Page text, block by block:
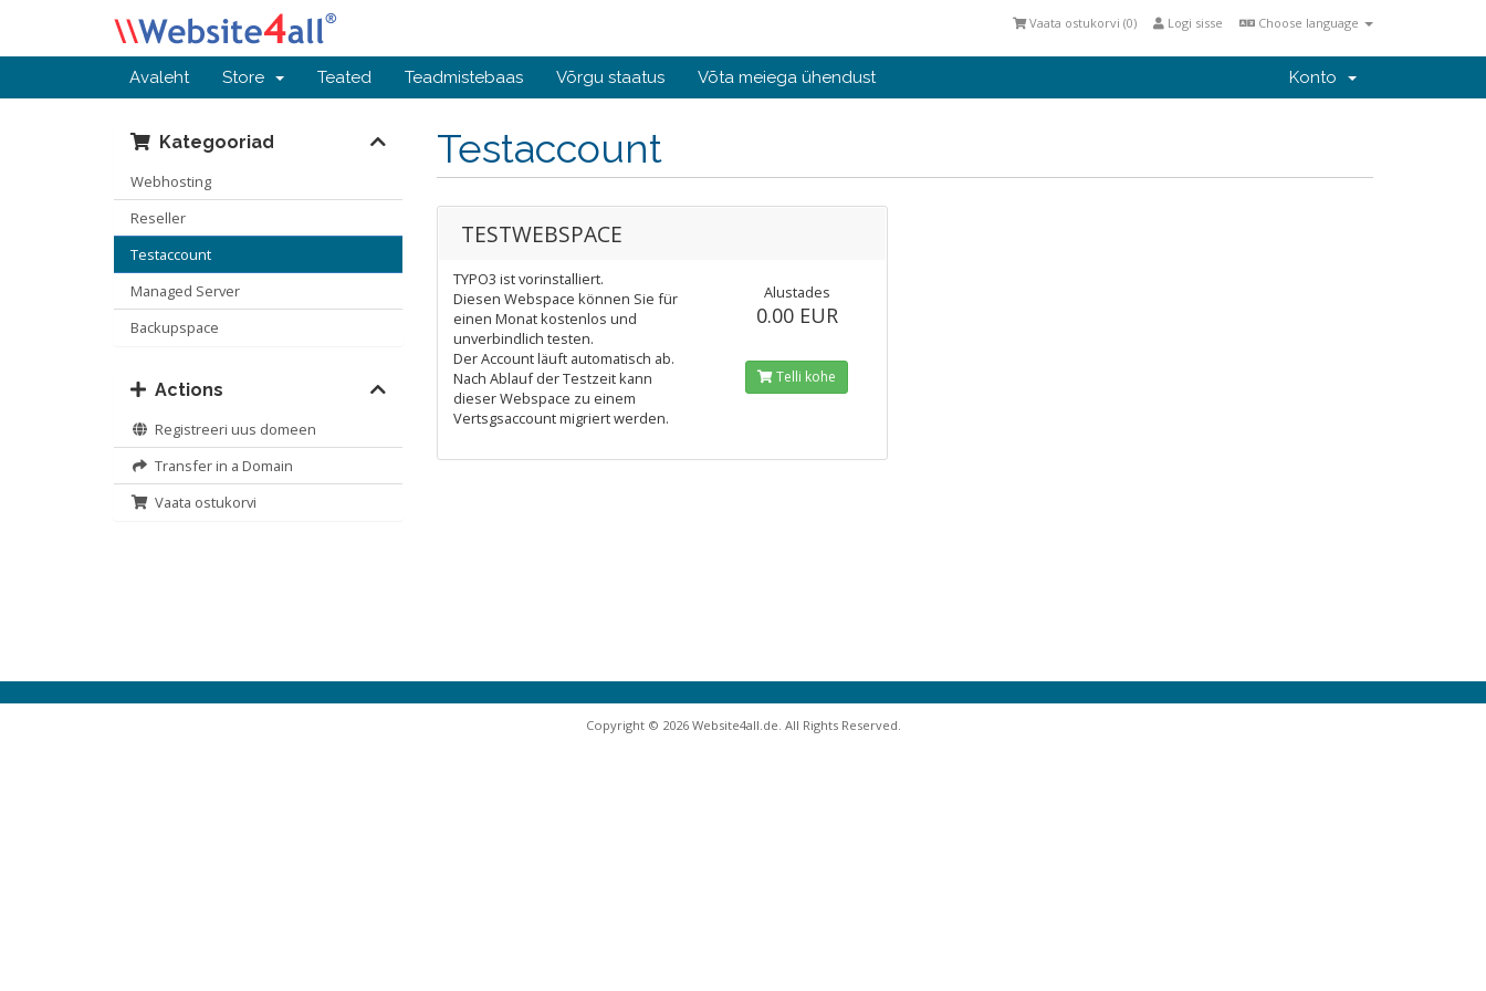
Choose language
Logi sisse
Vaata ostukorvi (0)
Avaleht Store Teated Teadmistebaas Võrgu staatus Võta meiega ühendust Konto
Testaccount
Kategooriad
Webhosting
Reseller
Testaccount
Managed Server
Backupspace
Actions
Registreeri uus domeen
Transfer in a Domain
Vaata ostukorvi
TESTWEBSPACE
TYPO3 ist vorinstalliert.
Diesen Webspace können Sie für
einen Monat kostenlos und
unverbindlich testen.
Der Account läuft automatisch ab.
Nach Ablauf der Testzeit kann
dieser Webspace zu einem
Vertsgsaccount migriert werden.
Alustades
0.00 EUR
Telli kohe
Copyright © 2026 Website4all.de. All Rights Reserved.